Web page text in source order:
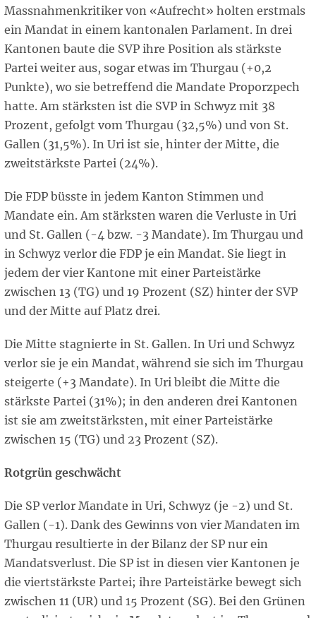
Massnahmenkritiker von «Aufrecht» holten erstmals
ein Mandat in einem kantonalen Parlament. In drei
Kantonen baute die SVP ihre Position als stärkste
Partei weiter aus, sogar etwas im Thurgau (+0,2
Punkte), wo sie betreffend die Mandate Proporzpech
hatte. Am stärksten ist die SVP in Schwyz mit 38
Prozent, gefolgt vom Thurgau (32,5%) und von St.
Gallen (31,5%). In Uri ist sie, hinter der Mitte, die
zweitstärkste Partei (24%).
Die FDP büsste in jedem Kanton Stimmen und
Mandate ein. Am stärksten waren die Verluste in Uri
und St. Gallen (-4 bzw. -3 Mandate). Im Thurgau und
in Schwyz verlor die FDP je ein Mandat. Sie liegt in
jedem der vier Kantone mit einer Parteistärke
zwischen 13 (TG) und 19 Prozent (SZ) hinter der SVP
und der Mitte auf Platz drei.
Die Mitte stagnierte in St. Gallen. In Uri und Schwyz
verlor sie je ein Mandat, während sie sich im Thurgau
steigerte (+3 Mandate). In Uri bleibt die Mitte die
stärkste Partei (31%); in den anderen drei Kantonen
ist sie am zweitstärksten, mit einer Parteistärke
zwischen 15 (TG) und 23 Prozent (SZ).
Rotgrün geschwächt
Die SP verlor Mandate in Uri, Schwyz (je -2) und St.
Gallen (-1). Dank des Gewinns von vier Mandaten im
Thurgau resultierte in der Bilanz der SP nur ein
Mandatsverlust. Die SP ist in diesen vier Kantonen je
die viertstärkste Partei; ihre Parteistärke bewegt sich
zwischen 11 (UR) und 15 Prozent (SG). Bei den Grünen